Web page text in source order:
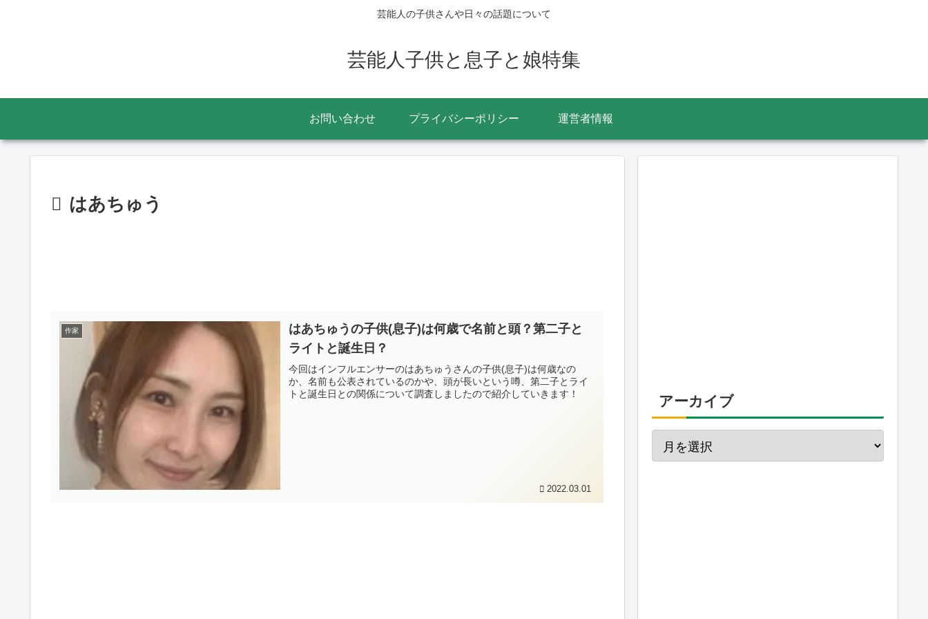
芸能人の子供さんや日々の話題について
芸能人子供と息子と娘特集
お問い合わせ プライバシーポリシー 運営者情報
はあちゅう
作家
はあちゅうの子供(息子)は何歳で名前と頭？第二子と
ライトと誕生日？
今回はインフルエンサーのはあちゅうさんの子供(息子)は何歳なの
か、名前も公表されているのかや、頭が長いという噂、第二子とライ
トと誕生日との関係について調査しましたので紹介していきます！
2022.03.01
アーカイブ